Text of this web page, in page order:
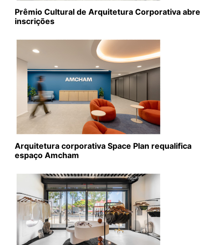
Prêmio Cultural de Arquitetura Corporativa abre
inscrições
Arquitetura corporativa Space Plan requalifica
espaço Amcham